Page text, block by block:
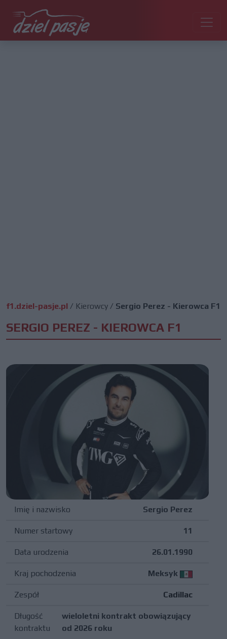
f1.dziel-pasje.pl / Kierowcy / Sergio Perez - Kierowca F1
SERGIO PEREZ - KIEROWCA F1
Imię i nazwisko Sergio Perez
Numer startowy 11
Data urodzenia 26.01.1990
Kraj pochodzenia Meksyk
Zespół Cadillac
Długość
kontraktu
wieloletni kontrakt obowiązujący
od 2026 roku